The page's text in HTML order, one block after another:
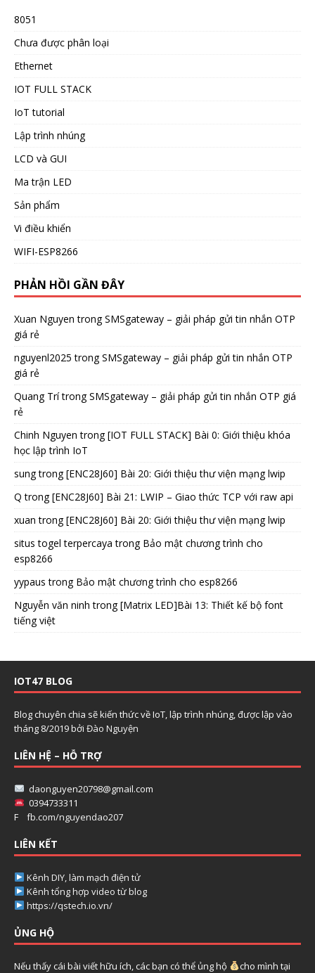
8051
Chưa được phân loại
Ethernet
IOT FULL STACK
IoT tutorial
Lập trình nhúng
LCD và GUI
Ma trận LED
Sản phẩm
Vi điều khiển
WIFI-ESP8266
PHẢN HỒI GẦN ĐÂY
Xuan Nguyen trongSMSgateway – giải pháp gửi tin nhắn OTP
giá rẻ
nguyenl2025 trongSMSgateway – giải pháp gửi tin nhắn OTP
giá rẻ
Quang TrítrongSMSgateway – giải pháp gửi tin nhắn OTP giá
rẻ
Chinh Nguyen trong[IOT FULL STACK] Bài 0: Giới thiệu khóa
học lập trình IoT
sungtrong[ENC28J60] Bài 20: Giới thiệu thư viện mạng lwip
Q trong[ENC28J60] Bài 21: LWIP – Giao thức TCP với raw api
xuan trong[ENC28J60] Bài 20: Giới thiệu thư viện mạng lwip
situs togel terpercaya trong Bảo mật chương trình cho
esp8266
yypaus trong Bảo mật chương trình cho esp8266
Nguyễn văn ninh trong[Matrix LED]Bài 13: Thiết kế bộ font
tiếng việt
IOT47 BLOG
Blog chuyên chia sẽ kiến thức về IoT, lập trình nhúng, được lập vào
tháng 8/2019 bởi Đào Nguyện
LIÊN HỆ – HỖ TRỢ
daonguyen20798@gmail.com
0394733311
F fb.com/nguyendao207
LIÊN KẾT
Kênh DIY, làm mạch điện tử
Kênh tổng hợp video từ blog
https://qstech.io.vn/
ỦNG HỘ
Nếu thấy cái bài viết hữu ích, các bạn có thể ủng hộ cho mình tại